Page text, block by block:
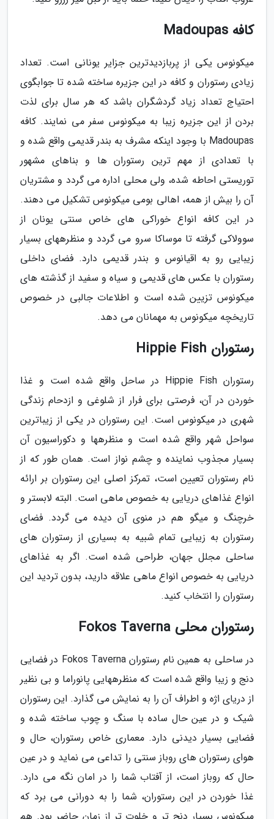
کافه Madoupas
میکونوس یکی از پربازدیدترین جزایر یونانی است. تعداد
زیادی رستوران و کافه در این جزیره ساخته شده تا جوابگوی
احتیاج تعداد زیاد گردشگران باشد که هر سال برای لذت
بردن از این جزیره زیبا به میکونوس سفر می نمایند. کافه
Madoupas با وجود اینکه مشرف به بندر قدیمی واقع شده و
با تعدادی از مهم ترین رستوران ها و بناهای مشهور
توریستی احاطه شده، ولی محلی اداره می گردد و مشتریان
آن را بیش از همه، اهالی بومی میکونوس تشکیل می دهند.
در این کافه انواع خوراکی های خاص سنتی یونان از
سوولاکی گرفته تا موساکا سرو می گردد و منظرههای بسیار
زیبایی رو به اقیانوس و بندر قدیمی دارد. فضای داخلی
رستوران با عکس های قدیمی و سیاه و سفید از گذشته های
میکونوس تزیین شده است و اطلاعات جالبی در خصوص
تاریخچه میکونوس به مهمانان می دهد.
رستوران Hippie Fish
رستوران Hippie Fish در ساحل واقع شده است و غذا
خوردن در آن، فرصتی برای فرار از شلوغی و ازدحام زندگی
شهری در میکونوس است. این رستوران در یکی از زیباترین
سواحل شهر واقع شده است و منظرهها و دکوراسیون آن
بسیار مجذوب نماینده و چشم نواز است. همان طور که از
نام رستوران تعیین است، تمرکز اصلی این رستوران بر ارائه
انواع غذاهای دریایی به خصوص ماهی است. البته لابستر و
خرچنگ و میگو هم در منوی آن دیده می گردد. فضای
رستوران به زیبایی تمام شبیه به بسیاری از رستوران های
ساحلی مجلل جهان، طراحی شده است. اگر به غذاهای
دریایی به خصوص انواع ماهی علاقه دارید، بدون تردید این
رستوران را انتخاب کنید.
رستوران محلی Fokos Taverna
در ساحلی به همین نام رستوران Fokos Taverna در فضایی
دنج و زیبا واقع شده است که منظرههایی پانوراما و بی نظیر
از دریای اژه و اطراف آن را به نمایش می گذارد. این رستوران
شیک و در عین حال ساده با سنگ و چوب ساخته شده و
فضایی بسیار دیدنی دارد. معماری خاص رستوران، حال و
هوای رستوران های روباز سنتی را تداعی می نماید و در عین
حال که روباز است، از آفتاب شما را در امان نگه می دارد.
غذا خوردن در این رستوران، شما را به دورانی می برد که